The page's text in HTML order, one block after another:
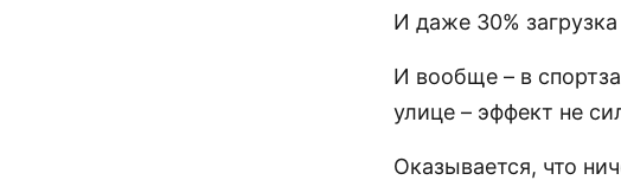
И даже 30%
И вообще – в
улице – эффект не
Оказывается, что